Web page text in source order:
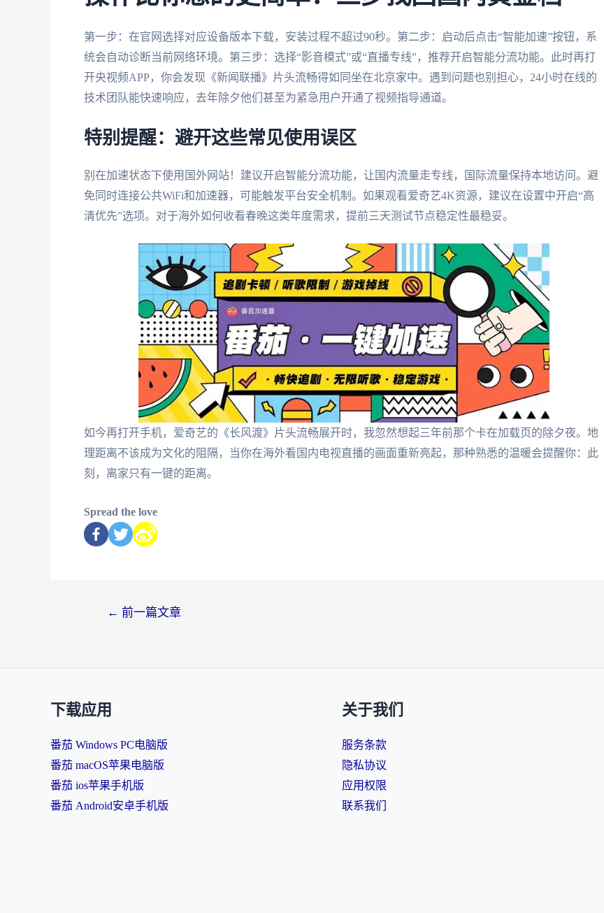
第一步：在官网选择对应设备版本下载，安装过程不超过90秒。第二步：启动后点击“智能加速”按钮，系
统会自动诊断当前网络环境。第三步：选择“影音模式”或“直播专线”，推荐开启智能分流功能。此时再打
开央视频APP，你会发现《新闻联播》片头流畅得如同坐在北京家中。遇到问题也别担心，24小时在线的
技术团队能快速响应，去年除夕他们甚至为紧急用户开通了视频指导通道。
特别提醒：避开这些常见使用误区
别在加速状态下使用国外网站！建议开启智能分流功能，让国内流量走专线，国际流量保持本地访问。避
免同时连接公共WiFi和加速器，可能触发平台安全机制。如果观看爱奇艺4K资源，建议在设置中开启“高
清优先”选项。对于海外如何收看春晚这类年度需求，提前三天测试节点稳定性最稳妥。
如今再打开手机，爱奇艺的《长风渡》片头流畅展开时，我忽然想起三年前那个卡在加载页的除夕夜。地
理距离不该成为文化的阻隔，当你在海外看国内电视直播的画面重新亮起，那种熟悉的温暖会提醒你：此
刻，离家只有一键的距离。
Spread the love
← 前一篇文章
下载应用
番茄 Windows PC电脑版
番茄 macOS苹果电脑版
番茄 ios苹果手机版
番茄 Android安卓手机版
关于我们
服务条款
隐私协议
应用权限
联系我们